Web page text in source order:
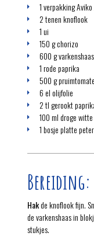
1 verpakking
2 tenen knoflook
1 ui
150 g chorizo
600 g varkenshaas
1 rode paprika
500 g
6 el olijfolie
2 tl gerookt
100 ml droge
1 bosje platte
Bereiding:
Hakde knoflook fijn.
de varkenshaas in
stukjes.